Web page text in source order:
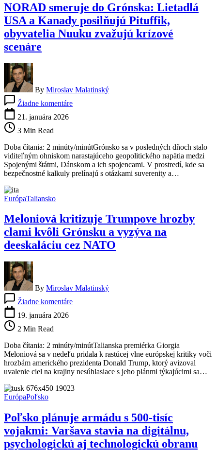
NORAD smeruje do Grónska: Lietadlá
USA a Kanady posilňujú Pituffik,
obyvatelia Nuuku zvažujú krízové
scenáre
By Miroslav Malatinský
Žiadne komentáreNORAD
USA
a
Kanady
posilňujú
krízové
scenáre
21. januára 2026
3 Min Read
Doba čítania: 2 minúty/minútGrónsko sa v posledných dňoch stalo
viditeľným ohniskom narastajúceho geopolitického napätia medzi
Spojenými štátmi, Dánskom a ich spojencami. V prostredí, kde sa
bezpečnostné kalkuly prelínajú s otázkami suverenity a…
EurópaTaliansko
Meloniová kritizuje Trumpove hrozby
clami kvôli Grónsku a vyzýva na
deeskaláciu cez NATO
By Miroslav Malatinský
Žiadne komentáreMeloniová
kvôli
Grónsku
a
vyzýva
na
deeskaláciu
19. januára 2026
2 Min Read
Doba čítania: 2 minúty/minútTalianska premiérka Giorgia
Meloniová sa v nedeľu pridala k rastúcej vlne európskej kritiky voči
hrozbám amerického prezidenta Donald Trump, ktorý avizoval
uvalenie ciel na krajiny nesúhlasiace s jeho plánmi týkajúcimi sa…
EurópaPoľsko
Poľsko plánuje armádu s 500-tisíc
vojakmi: Varšava stavia na digitálnu,
psychologickú aj technologickú obranu